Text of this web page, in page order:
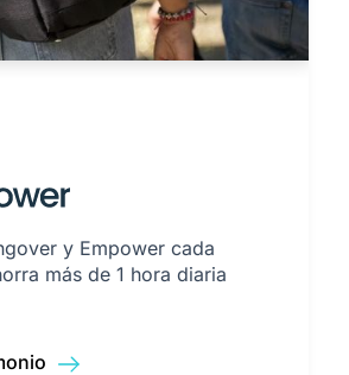
y Empower cada
más de 1 hora diaria